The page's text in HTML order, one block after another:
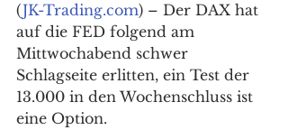
(JK-Trading.com) – Der DAX hat
auf die FED folgend am
Mittwochabend schwer
Schlagseite erlitten, ein Test der
13.000 in den Wochenschluss ist
eine Option.